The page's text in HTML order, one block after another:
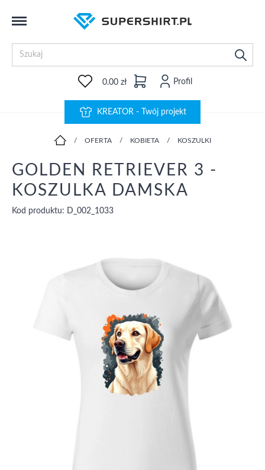
0.00 zł Profil
KREATOR - Twój projekt
/ OFERTA / KOBIETA / KOSZULKI
GOLDEN RETRIEVER 3 -
KOSZULKA DAMSKA
Kod produktu: D_002_1033